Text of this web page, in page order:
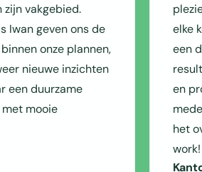
zijn vakgebied.
Iwan geven ons de
onze plannen,
nieuwe inzichten
een duurzame
mooie
elke
een
en
het
work!